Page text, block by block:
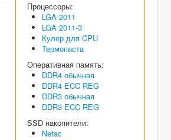
Процессоры:
LGA 2011
LGA 2011-3
Кулер для CPU
Термопаста
Оперативная память:
DDR4 обычная
DDR4 ECC REG
DDR3 обычная
DDR3 ECC REG
SSD накопители:
Netac